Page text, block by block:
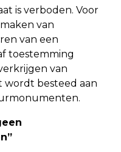
is verboden. Voor
van
van een
toestemming
van
wordt besteed aan